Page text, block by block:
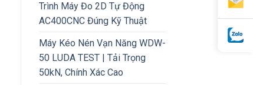
Trình Máy Đo 2D Tự Động
AC400CNC Đúng Kỹ Thuật
Máy Kéo Nén Vạn Năng WDW-
50 LUDA TEST | Tải Trọng
50kN, Chính Xác Cao